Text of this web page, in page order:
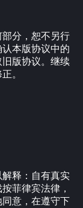
分，恕不另行
本版协议中的
版协议。继续
。
释：自有真实
菲律宾法律，
意，在遵守下